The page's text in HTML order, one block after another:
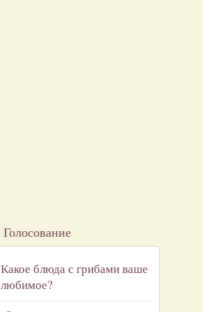
Голосование
Какое блюда с грибами ваше
любимое?